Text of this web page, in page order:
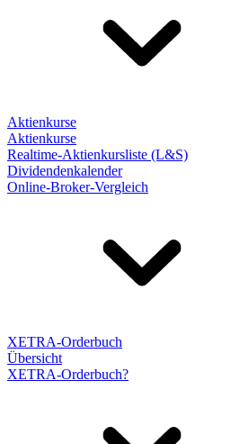
Aktienkurse
Aktienkurse
Realtime-Aktienkursliste (L&S)
Dividendenkalender
Online-Broker-Vergleich
XETRA-Orderbuch
Übersicht
XETRA-Orderbuch?